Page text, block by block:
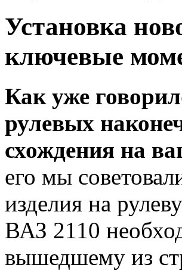
Установка
ключевые
Как уже
рулевых
схождения на
его мы
изделия на
ВАЗ 2110
вышедшему из